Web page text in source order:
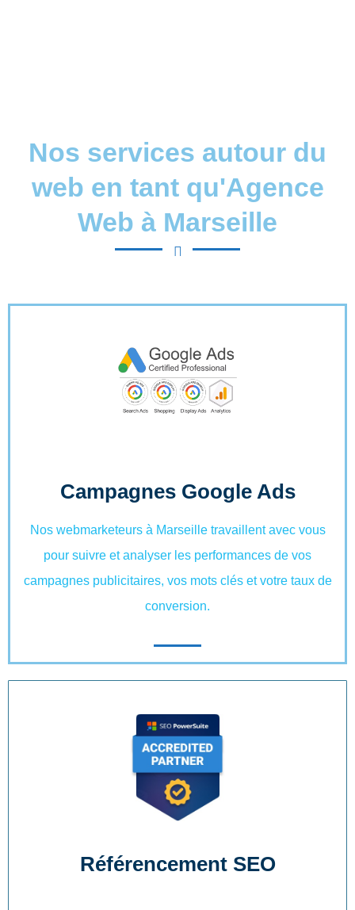
Nos services autour du
web en tant qu'Agence
Web à Marseille
Campagnes Google Ads
Nos webmarketeurs à Marseille travaillent avec vous
pour suivre et analyser les performances de vos
campagnes publicitaires, vos mots clés et votre taux de
conversion.
Référencement SEO